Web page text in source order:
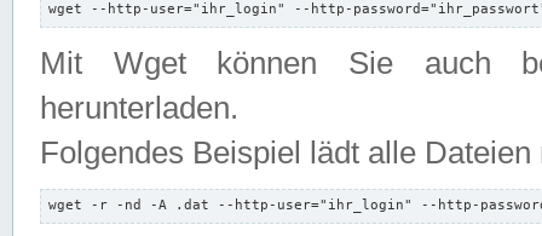
wget --http-user="ihr_login" --http-
Mit Wget können Sie auch
herunterladen.
Folgendes Beispiel lädt alle
wget -r -nd -A .dat --http-user="ihr_login" --http-